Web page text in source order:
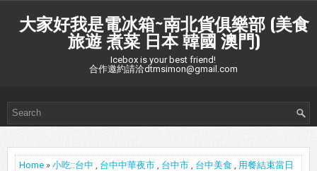
大家好我是電冰箱~南北貨俱樂部 (美食
旅遊 煮菜 日本 韓國 澳門)
Icebox is your best friend!
合作邀約請洽dtmsimon@gmail.com
Home » 小吃::台中 , 台中中華夜市 , 台中市 , 台中美食 , 用餐結束當日